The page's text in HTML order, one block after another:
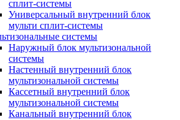
сплит-системы
Универсальный внутренний блок
мульти сплит-системы
системы
Наружный блок мультизональной
системы
Настенный внутренний блок
мультизональной системы
Кассетный внутренний блок
мультизональной системы
Канальный внутренний блок